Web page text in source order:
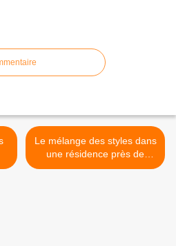
Le mélange des styles dans
une résidence près de
New-York >